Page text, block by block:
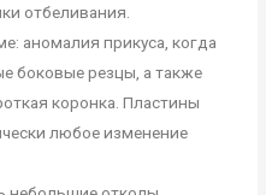
отбеливания.
аномалия прикуса, когда
боковые резцы, а также
коронка. Пластины
любое изменение